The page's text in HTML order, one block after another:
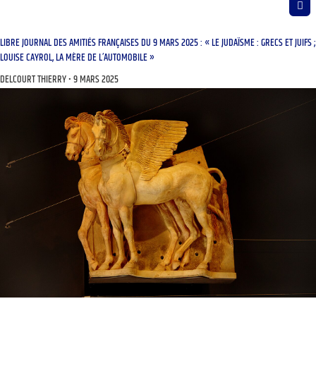
LIBRE JOURNAL DES AMITIÉS FRANÇAISES DU 9 MARS 2025 : « LE JUDAÏSME : GRECS ET JUIFS ;
LOUISE CAYROL, LA MÈRE DE L’AUTOMOBILE »
DELCOURT THIERRY 9 MARS 2025